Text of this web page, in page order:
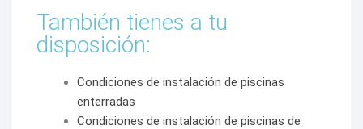
También tienes a tu
disposición:
Condiciones de instalación de piscinas
enterradas
Condiciones de instalación de piscinas de